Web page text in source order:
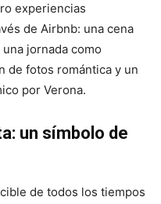
experiencias
de Airbnb: una cena
jornada como
de fotos romántica y un
por Verona.
un símbolo de
de todos los tiempos